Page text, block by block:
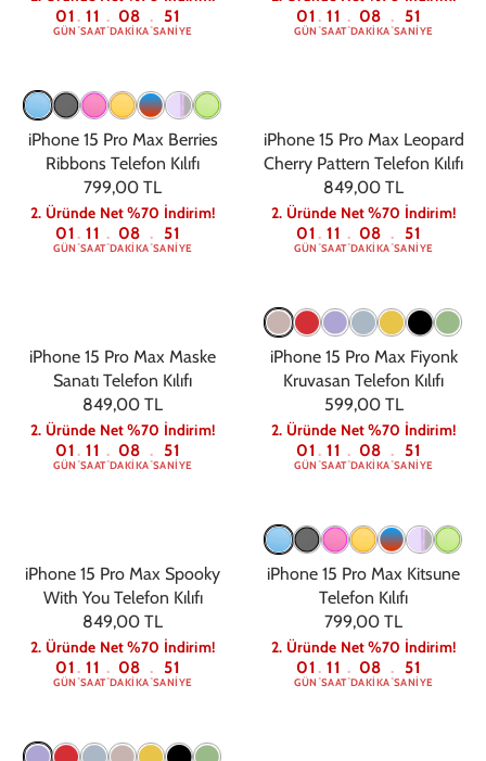
01
GÜN : 11
SAAT: 08
DAKIKA: 50
SANIYE
01
GÜN : 11
SAAT: 08
DAKIKA: 50
SANIYE
iPhone 15 Pro Max Berries
Ribbons Telefon Kılıfı
799,00 TL
2. Üründe Net %70 İndirim!
01
GÜN : 11
SAAT: 08
DAKIKA: 50
SANIYE
iPhone 15 Pro Max Leopard
Cherry Pattern Telefon Kılıfı
849,00 TL
2. Üründe Net %70 İndirim!
01
GÜN : 11
SAAT: 08
DAKIKA: 50
SANIYE
iPhone 15 Pro Max Maske
Sanatı Telefon Kılıfı
849,00 TL
2. Üründe Net %70 İndirim!
01
GÜN : 11
SAAT: 08
DAKIKA: 50
SANIYE
iPhone 15 Pro Max Fiyonk
Kruvasan Telefon Kılıfı
599,00 TL
2. Üründe Net %70 İndirim!
01
GÜN : 11
SAAT: 08
DAKIKA: 50
SANIYE
iPhone 15 Pro Max Spooky
With You Telefon Kılıfı
849,00 TL
2. Üründe Net %70 İndirim!
01
GÜN : 11
SAAT: 08
DAKIKA: 50
SANIYE
iPhone 15 Pro Max Kitsune
Telefon Kılıfı
799,00 TL
2. Üründe Net %70 İndirim!
01
GÜN : 11
SAAT: 08
DAKIKA: 50
SANIYE